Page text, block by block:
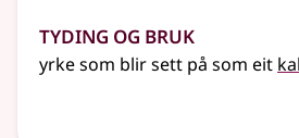
Tyding og bruk
yrke som blir sett på som eit